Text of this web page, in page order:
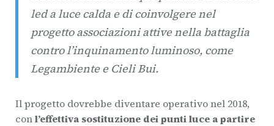
led a luce calda e di coinvolgere nel
progetto associazioni attive nella battaglia
contro l’inquinamento luminoso, come
Legambiente e Cieli Bui.
Il progetto dovrebbe diventare operativo nel 2018,
conl’effettiva sostituzione dei punti luce a partire